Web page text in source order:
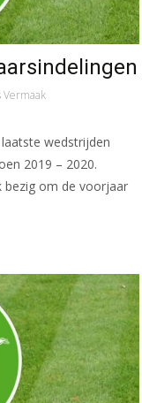
Vermaak
wedstrijden
2019 – 2020.
bezig om de voorjaar